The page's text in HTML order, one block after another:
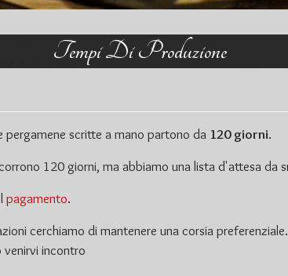
Tempi Di Produzione
scritte a mano partono da 120 giorni.
120 giorni, ma abbiamo una lista d'attesa da
pagamento.
cerchiamo di mantenere una corsia
incontro